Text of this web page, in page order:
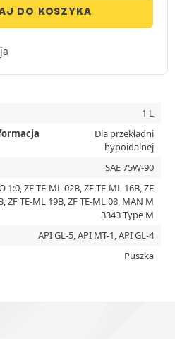
DO KOSZYKA
1 L
Dla przekładni
hypoidalnej
SAE 75W-90
1:0, ZF TE-ML 02B, ZF TE-ML 16B, ZF
ZF TE-ML 19B, ZF TE-ML 08, MAN M
3343 Type M
API GL-5, API MT-1, API GL-4
Puszka